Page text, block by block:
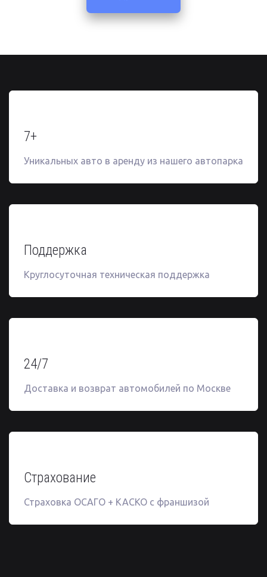
Круиз-контроль, климат-контроль,
подлокотник, тонировка задней
7+
Уникальных авто в аренду из нашего автопарка
Поддержка
Круглосуточная техническая поддержка
24/7
Доставка и возврат автомобилей по Москве
Страхование
Страховка ОСАГО + КАСКО с франшизой